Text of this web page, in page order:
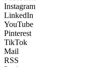
Instagram
LinkedIn
YouTube
Pinterest
TikTok
Mail
RSS